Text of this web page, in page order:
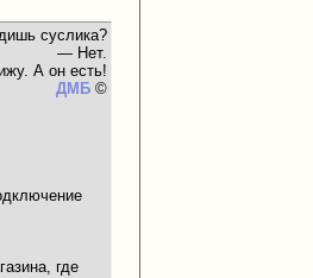
суслика?
— Нет.
А он есть!
ДМБ ©
где